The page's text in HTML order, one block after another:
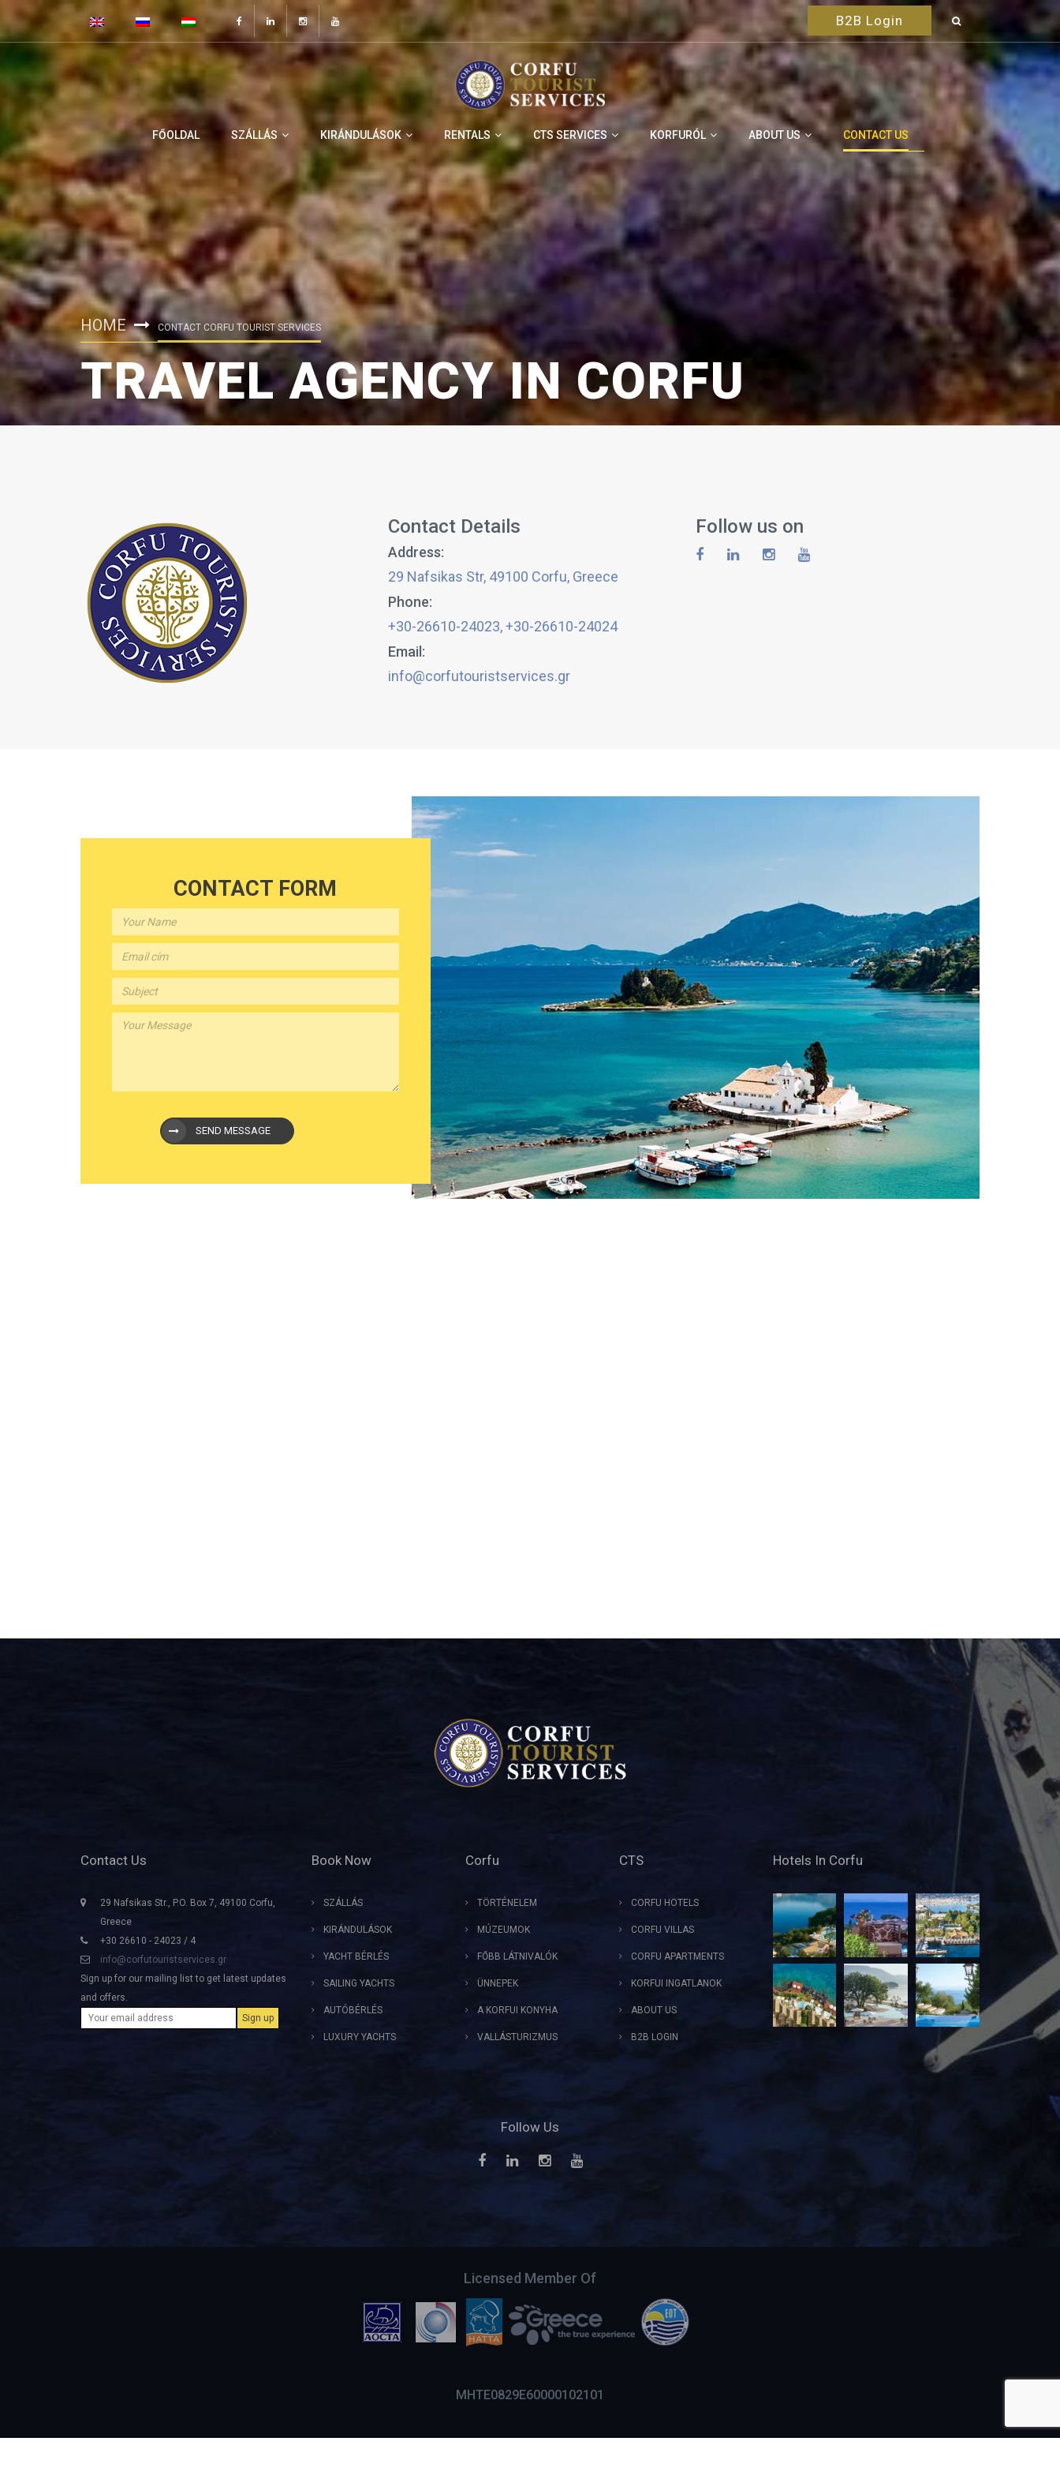
B2B Login
FŐOLDAL SZÁLLÁS KIRÁNDULÁSOK RENTALS CTS SERVICES KORFURÓL ABOUT US CONTACT US
HOME CONTACT CORFU TOURIST SERVICES
TRAVEL AGENCY IN CORFU
Contact Details
Address:
29 Nafsikas Str, 49100 Corfu, Greece
Phone:
+30-26610-24023,+30-26610-24024
Email:
info@corfutouristservices.gr
Follow us on
CONTACT FORM
SEND MESSAGE
Contact Us
29 Nafsikas Str., P.O. Box 7, 49100 Corfu,
Greece
+30 26610 - 24023 / 4
info@corfutouristservices.gr
Sign up for our mailing list to get latest updates
and offers.
Book Now
SZÁLLÁS
KIRÁNDULÁSOK
YACHT BÉRLÉS
SAILING YACHTS
AUTÓBÉRLÉS
LUXURY YACHTS
Corfu
TÖRTÉNELEM
MÚZEUMOK
FŐBB LÁTNIVALÓK
ÜNNEPEK
A KORFUI KONYHA
VALLÁSTURIZMUS
CTS
CORFU HOTELS
CORFU VILLAS
CORFU APARTMENTS
KORFUI INGATLANOK
ABOUT US
B2B LOGIN
Hotels In Corfu
Follow Us
Licensed Member Of
MHTE0829E60000102101